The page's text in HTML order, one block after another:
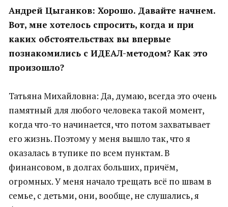
Андрей Цыганков: Хорошо. Давайте начнем.
Вот, мне хотелось спросить, когда и при
каких обстоятельствах вы впервые
познакомились с ИДЕАЛ-методом? Как это
произошло?
Татьяна Михайловна: Да, думаю, всегда это очень
памятный для любого человека такой момент,
когда что-то начинается, что потом захватывает
его жизнь. Поэтому у меня вышло так, что я
оказалась в тупике по всем пунктам. В
финансовом, в долгах больших, причём,
огромных. У меня начало трещать всё по швам в
семье, с детьми, они, вообще, не слушались, я